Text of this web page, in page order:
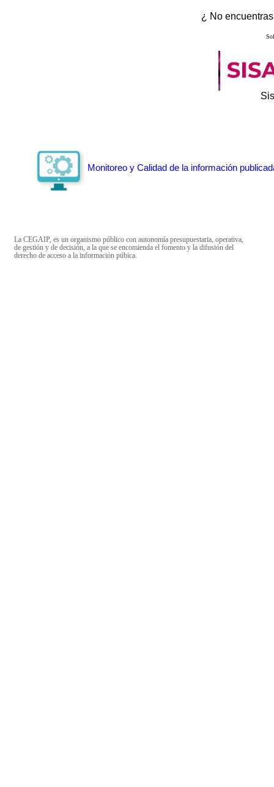
¿ No
Monitoreo y Calidad de la información
La CEGAIP, es un organismo público con autonomía presupuestaria, operativa,
de gestión y de decisión, a la que se encomienda el fomento y la difusión del
derecho de acceso a la información púbica.